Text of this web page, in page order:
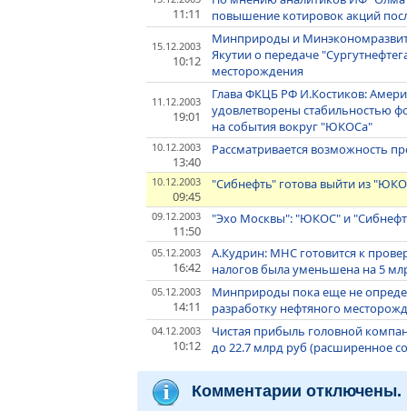
11:11
повышение котировок акций
15.12.2003
10:12
Минприроды и
Якутии о передаче
месторождения
11.12.2003
19:01
Глава ФКЦБ РФ И.Костиков:
удовлетворены стабильностью
на события вокруг "ЮКОСа"
10.12.2003
13:40
Рассматривается возможность
10.12.2003
09:45
"Сибнефть" готова выйти из
09.12.2003
11:50
"Эхо Москвы": "ЮКОС" и
05.12.2003
16:42
А.Кудрин: МНС готовится к
налогов была уменьшена на 5
05.12.2003
14:11
Минприроды пока еще не
разработку нефтяного
04.12.2003
10:12
Чистая прибыль головной
до 22.7 млрд руб (расширенное
Комментарии отключены.